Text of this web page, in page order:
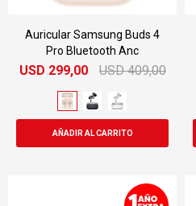
Auricular Samsung Buds 4
Pro Bluetooth Anc
USD 299,00 USD 409,00